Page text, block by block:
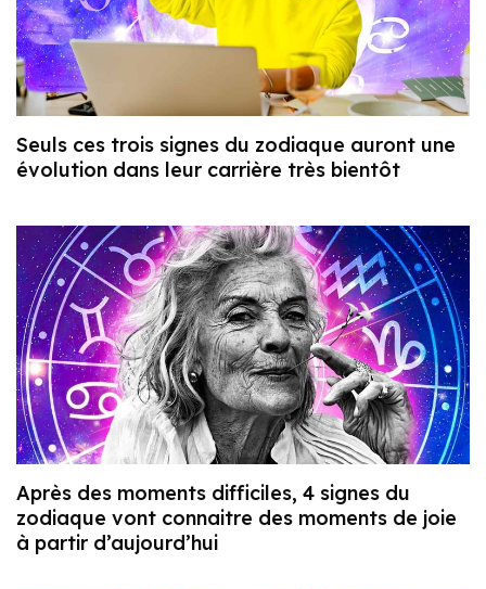
Seuls ces trois signes du zodiaque auront une
évolution dans leur carrière très bientôt
Après des moments difficiles, 4 signes du
zodiaque vont connaitre des moments de joie
à partir d’aujourd’hui